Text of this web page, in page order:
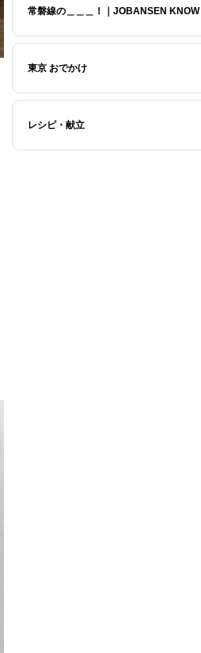
常磐線の＿＿＿！｜JOBANSEN KNOW
東京 おでかけ
レシピ・献立